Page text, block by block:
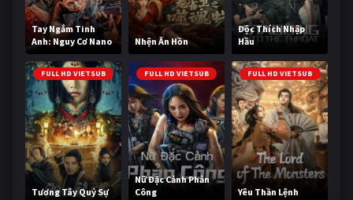
Tay Ngắm Tinh
Anh: Nguy Cơ Nano
Nhện Ăn Hồn
Độc Thích Nhập
Hầu
FULL HD VIETSUB
Tương Tây Quỷ Sự
FULL HD VIETSUB
Nữ Đặc Cảnh Phản
Công
FULL HD VIETSUB
Yêu Thần Lệnh